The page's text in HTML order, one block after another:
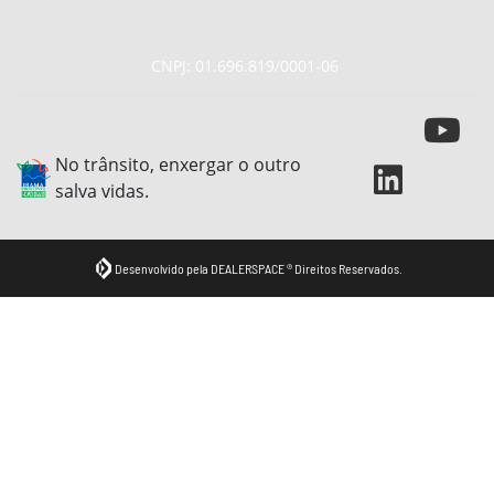
CNPJ: 01.696.819/0001-06
No trânsito, enxergar o outro
salva vidas.
Desenvolvido pela DEALERSPACE ® Direitos Reservados.